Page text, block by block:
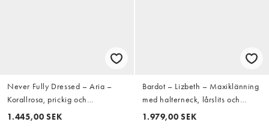
Never Fully Dressed – Aria –
Korallrosa, prickig och
vallmomönstrad maxiklänning i
1.445,00 SEK
Bardot – Lizbeth – Maxiklänning
med halterneck, lårslits och
abstrakt soluppgångsmönster
1.979,00 SEK